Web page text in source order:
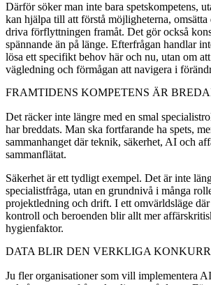
Därför söker man inte bara spetskompetens,
kan hjälpa till att förstå möjligheterna,
driva förflyttningen framåt. Det gör också
spännande än på länge. Efterfrågan handlar
lösa ett specifikt behov här och nu, utan om
vägledning och förmågan att navigera i
FRAMTIDENS KOMPETENS ÄR
Det räcker inte längre med en smal
har breddats. Man ska fortfarande ha spets,
sammanhanget där teknik, säkerhet, AI och
sammanflätat.
Säkerhet är ett tydligt exempel. Det är inte
specialistfråga, utan en grundnivå i många
projektledning och drift. I ett omvärldsläge
kontroll och beroenden blir allt mer
hygienfaktor.
DATA BLIR DEN VERKLIGA
Ju fler organisationer som vill implementera